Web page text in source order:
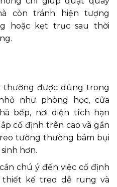
còn tránh hiện tượng
hoặc kẹt trục sau thời
thường được dùng trong
như phòng học, cửa
bếp, nơi diện tích hạn
cố định trên cao và gần
tường thường bám bụi
hơn.
cần chú ý đến việc cố định
kế treo dễ rung và